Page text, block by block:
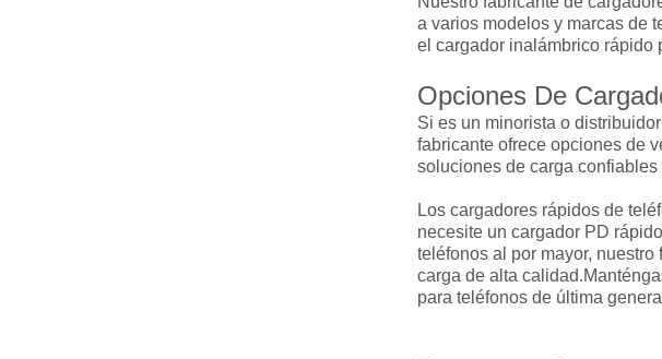
a varios modelos y marcas de
el cargador inalámbrico rápido
Opciones De
Si es un minorista o
fabricante ofrece opciones de
soluciones de carga confiables
Los cargadores rápidos de
necesite un cargador PD
teléfonos al por mayor,
carga de alta
para teléfonos de última